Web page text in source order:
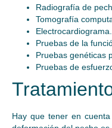
Radiografía de
Tomografía
Electrocardiograma.
Pruebas de la
Pruebas genéticas
Pruebas de
Hay que tener en